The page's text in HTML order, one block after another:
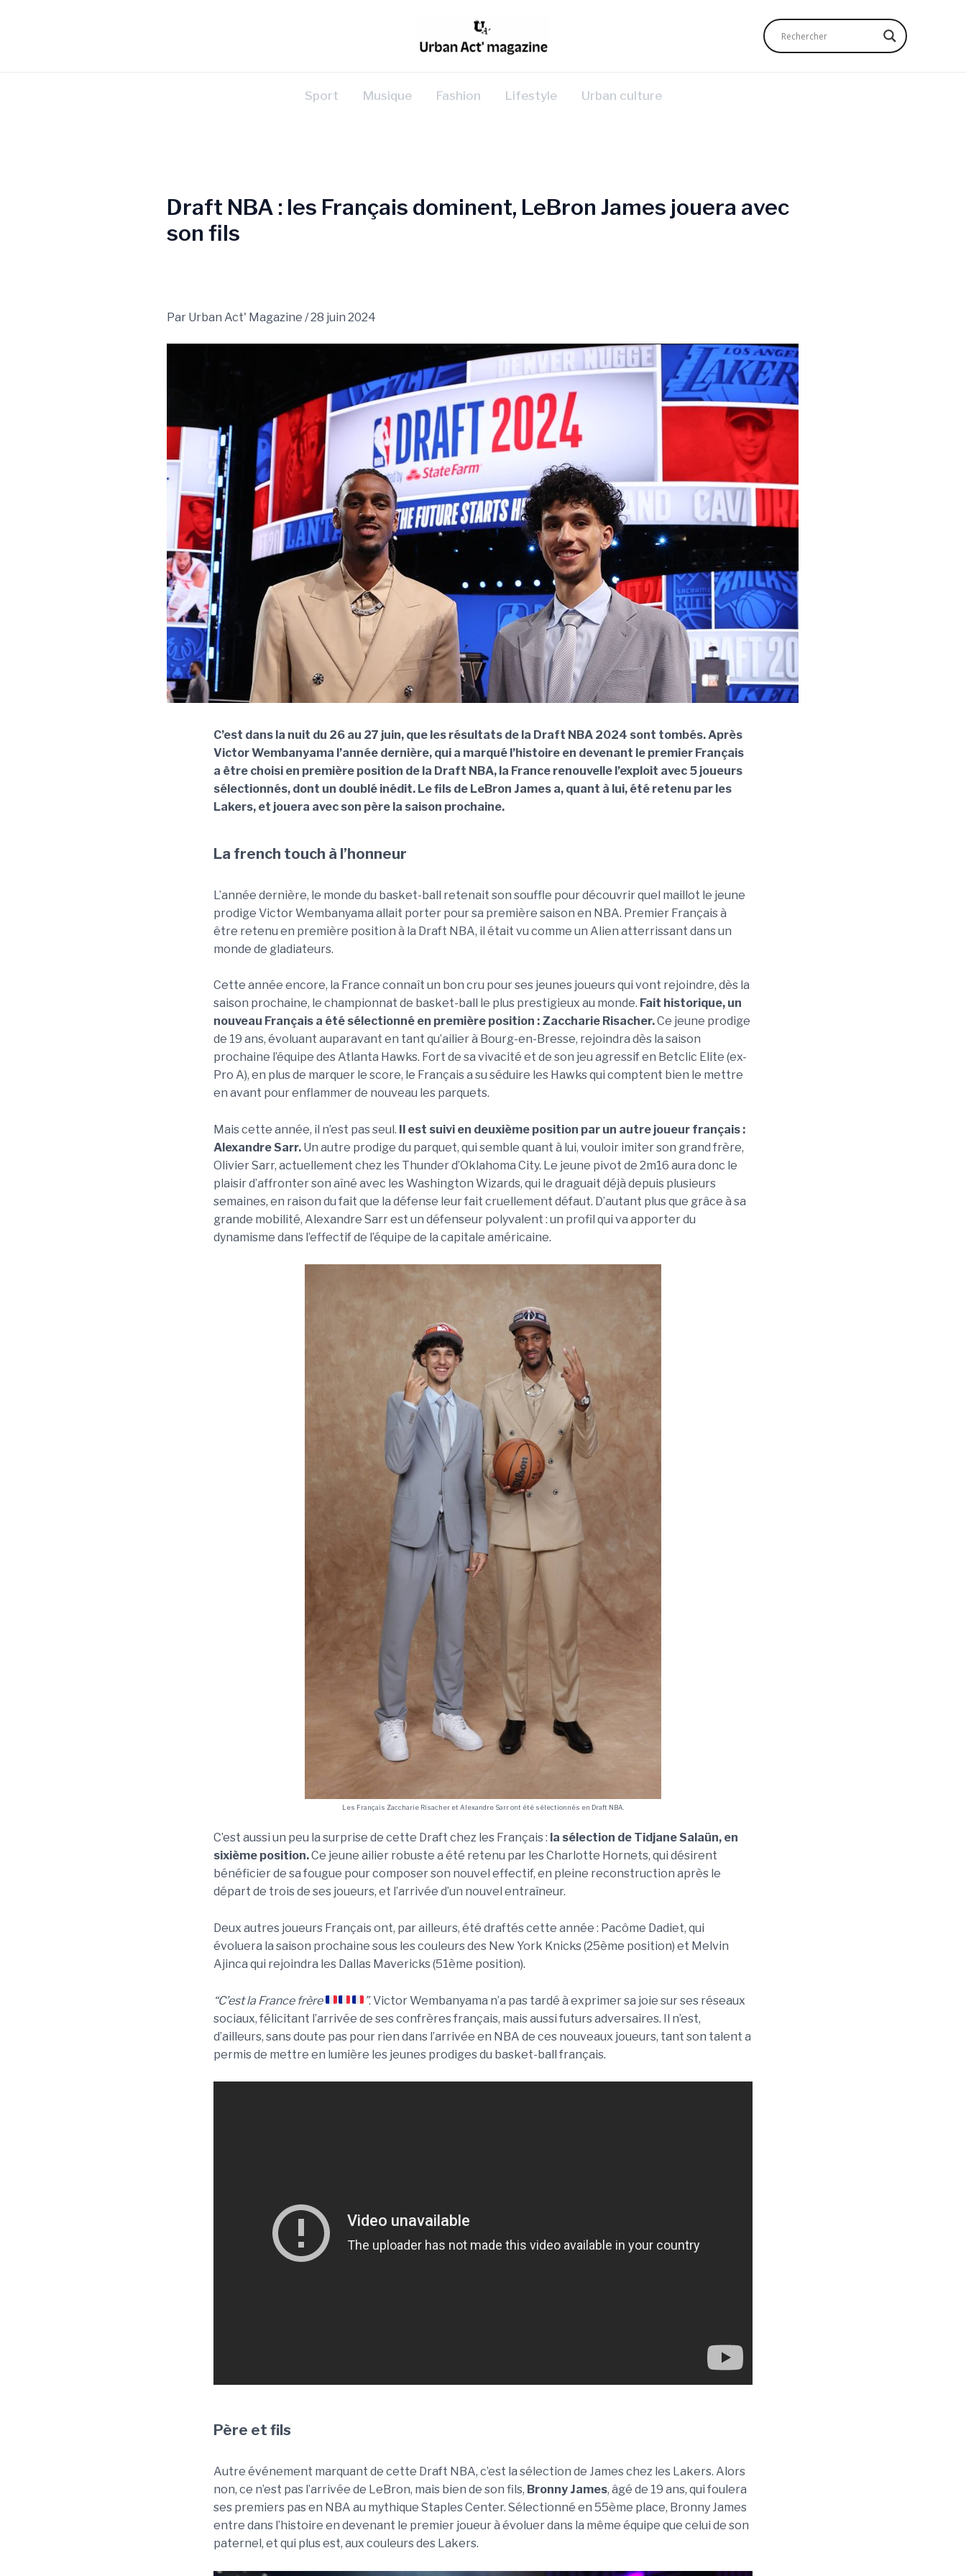
Sport Musique Fashion Lifestyle Urban culture
Draft NBA : les Français dominent, LeBron James jouera avec
son fils
Par Urban Act' Magazine /28 juin 2024
C’est dans la nuit du 26 au 27 juin, que les résultats de la Draft NBA 2024 sont tombés. Après
Victor Wembanyama l’année dernière, qui a marqué l’histoire en devenant le premier Français
a être choisi en première position de la Draft NBA, la France renouvelle l’exploit avec 5 joueurs
sélectionnés, dont un doublé inédit. Le fils de LeBron James a, quant à lui, été retenu par les
Lakers, et jouera avec son père la saison prochaine.
La french touch à l’honneur
L’année dernière, le monde du basket-ball retenait son souffle pour découvrir quel maillot le jeune
prodige Victor Wembanyama allait porter pour sa première saison en NBA. Premier Français à
être retenu en première position à la Draft NBA, il était vu comme un Alien atterrissant dans un
monde de gladiateurs.
Cette année encore, la France connaît un bon cru pour ses jeunes joueurs qui vont rejoindre, dès la
saison prochaine, le championnat de basket-ball le plus prestigieux au monde. Fait historique, un
nouveau Français a été sélectionné en première position : Zaccharie Risacher.Ce jeune prodige
de 19 ans, évoluant auparavant en tant qu’ailier à Bourg-en-Bresse, rejoindra dès la saison
prochaine l’équipe des Atlanta Hawks. Fort de sa vivacité et de son jeu agressif en Betclic Elite (ex-
Pro A), en plus de marquer le score, le Français a su séduire les Hawks qui comptent bien le mettre
en avant pour enflammer de nouveau les parquets.
Mais cette année, il n’est pas seul. Il est suivi en deuxième position par un autre joueur français :
Alexandre Sarr. Un autre prodige du parquet, qui semble quant à lui, vouloir imiter son grand frère,
Olivier Sarr, actuellement chez les Thunder d’Oklahoma City. Le jeune pivot de 2m16 aura donc le
plaisir d’affronter son aîné avec les Washington Wizards, qui le draguait déjà depuis plusieurs
semaines, en raison du fait que la défense leur fait cruellement défaut. D’autant plus que grâce à sa
grande mobilité, Alexandre Sarr est un défenseur polyvalent : un profil qui va apporter du
dynamisme dans l’effectif de l’équipe de la capitale américaine.
Les Français Zaccharie Risacher et Alexandre Sarr ont été sélectionnés en Draft NBA.
C’est aussi un peu la surprise de cette Draft chez les Français : la sélection de Tidjane Salaün, en
sixième position.Ce jeune ailier robuste a été retenu par les Charlotte Hornets, qui désirent
bénéficier de sa fougue pour composer son nouvel effectif, en pleine reconstruction après le
départ de trois de ses joueurs, et l’arrivée d’un nouvel entraîneur.
Deux autres joueurs Français ont, par ailleurs, été draftés cette année : Pacôme Dadiet, qui
évoluera la saison prochaine sous les couleurs des New York Knicks (25ème position) et Melvin
Ajinca qui rejoindra les Dallas Mavericks (51ème position).
“C’est la France frère ”. Victor Wembanyama n’a pas tardé à exprimer sa joie sur ses réseaux
sociaux, félicitant l’arrivée de ses confrères français, mais aussi futurs adversaires. Il n’est,
d’ailleurs, sans doute pas pour rien dans l’arrivée en NBA de ces nouveaux joueurs, tant son talent a
permis de mettre en lumière les jeunes prodiges du basket-ball français.
Père et fils
Autre événement marquant de cette Draft NBA, c’est la sélection de James chez les Lakers. Alors
non, ce n’est pas l’arrivée de LeBron, mais bien de son fils, Bronny James, âgé de 19 ans, qui foulera
ses premiers pas en NBA au mythique Staples Center. Sélectionné en 55ème place, Bronny James
entre dans l’histoire en devenant le premier joueur à évoluer dans la même équipe que celui de son
paternel, et qui plus est, aux couleurs des Lakers.